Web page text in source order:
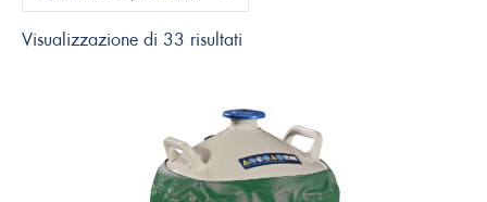
Visualizzazione di 33 risultati